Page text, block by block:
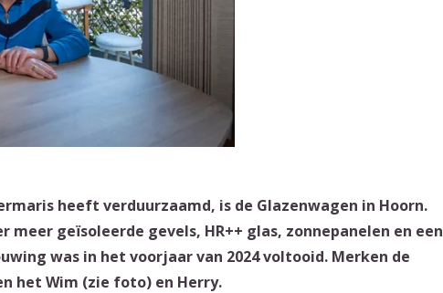
heeft verduurzaamd, is de Glazenwagen in Hoorn.
meer geïsoleerde gevels, HR++ glas, zonnepanelen en een
was in het voorjaar van 2024 voltooid. Merken de
het Wim (zie foto) en Herry.